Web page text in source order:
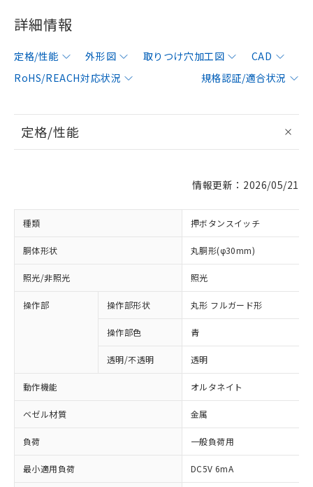
詳細情報
定格/性能 外形図 取りつけ穴加工図
CAD
RoHS/REACH対応状況
規格認証/適合状況
定格/性能
情報更新：2026/05/21
種類 押ボタンスイッチ
胴体形状 丸胴形(φ30mm)
照光/非照光 照光
操作部 操作部形状 丸形 フルガード形
操作部色 青
透明/不透明 透明
動作機能 オルタネイト
ベゼル材質 金属
負荷 一般負荷用
最小適用負荷 DC5V 6mA